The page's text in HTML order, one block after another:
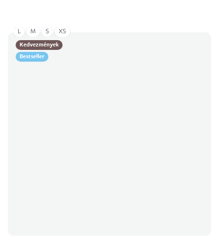
Kedvezmények
Bestseller
L M S XS